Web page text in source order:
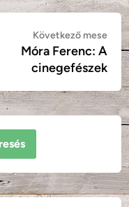
Következő mese
Móra Ferenc: A
cinegefészek